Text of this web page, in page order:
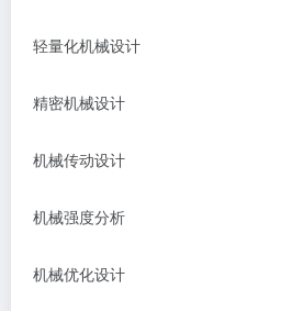
轻量化机械设计
精密机械设计
机械传动设计
机械强度分析
机械优化设计